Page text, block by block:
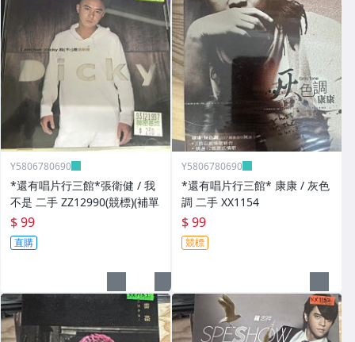
Y5806780690
*還有唱片行三館*張衛健 / 我
不是 二手 ZZ12990(競標)(補單
$ 99
直購
Y5806780690
*還有唱片行三館* 康康 / 灰色
調 二手 XX1154
$ 99
競標